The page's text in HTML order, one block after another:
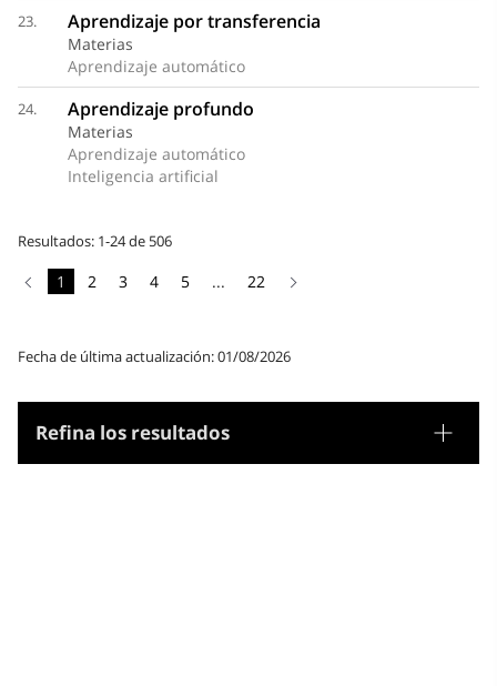
Refina los resultados
Tesauro
23. Aprendizaje por transferencia
Materias
Aprendizaje automático
24. Aprendizaje profundo
Materias
Aprendizaje automático
Inteligencia artificial
Resultados: 1-24 de 506
1 2 3 4 5 ... 22
Fecha de última actualización: 01/08/2026